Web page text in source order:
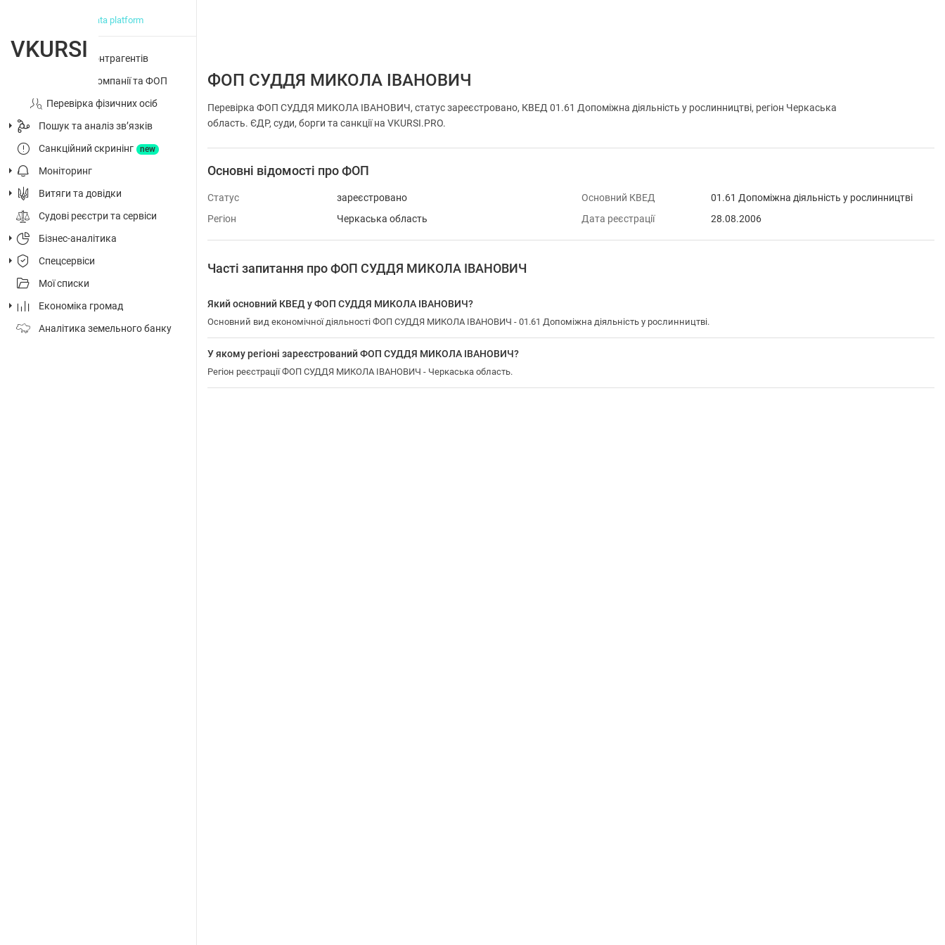
big data platform
Перевірка контрагентів
Досьє на компанії та ФОП
Перевірка фізичних осіб
Пошук та аналіз звʼязків
Санкційний скринінг
new
Моніторинг
Витяги та довідки
Судові реєстри та сервіси
Бізнес-аналітика
Спецсервіси
Мої списки
Економіка громад
Аналітика земельного банку
ФОП СУДДЯ МИКОЛА ІВАНОВИЧ
Перевірка ФОП СУДДЯ МИКОЛА ІВАНОВИЧ, статус зареєстровано, КВЕД 01.61 Допоміжна діяльність у рослинництві, регіон Черкаська
область. ЄДР, суди, борги та санкції на VKURSI.PRO.
Основні відомості про ФОП
Статус зареєстровано Основний КВЕД
01.61 Допоміжна діяльність у рослинництві
Регіон
Черкаська область Дата реєстрації 28.08.2006
Часті запитання про ФОП СУДДЯ МИКОЛА ІВАНОВИЧ
Який основний КВЕД у ФОП СУДДЯ МИКОЛА ІВАНОВИЧ?
Основний вид економічної діяльності ФОП СУДДЯ МИКОЛА ІВАНОВИЧ - 01.61 Допоміжна діяльність у рослинництві.
У якому регіоні зареєстрований ФОП СУДДЯ МИКОЛА ІВАНОВИЧ?
Регіон реєстрації ФОП СУДДЯ МИКОЛА ІВАНОВИЧ - Черкаська область.
VKURSI